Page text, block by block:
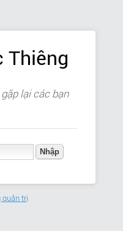
Thiêng
lại các bạn
quản trị